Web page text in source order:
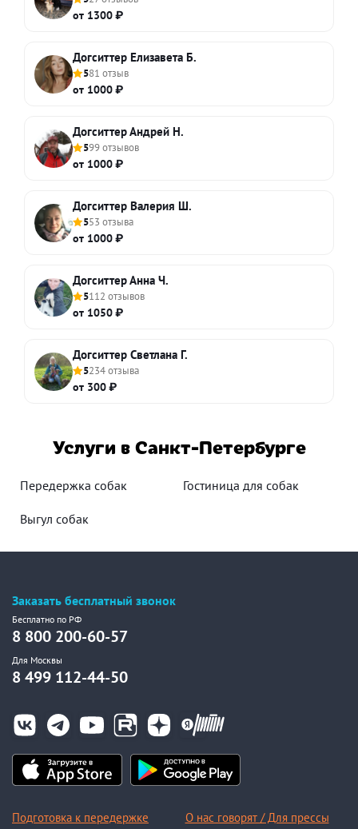
от 1300 ₽
Догситтер Елизавета Б.
581 отзыв
от 1000 ₽
Догситтер Андрей Н.
599 отзывов
от 1000 ₽
Догситтер Валерия Ш.
553 отзыва
от 1000 ₽
Догситтер Анна Ч.
5112 отзывов
от 1050 ₽
Догситтер Светлана Г.
5234 отзыва
от 300 ₽
Услуги в Санкт-Петербурге
Передержка собак Гостиница для собак
Выгул собак
Заказать бесплатный звонок
Бесплатно по РФ
8 800 200-60-57
Для Москвы
8 499 112-44-50
Подготовка к передержке О нас говорят / Для прессы